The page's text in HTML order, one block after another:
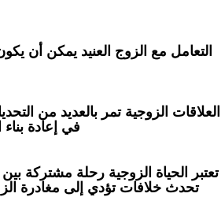
التعامل مع الزوج العنيد يمكن أن
العلاقات الزوجية تمر بالعديد من
في إعادة
تعتبر الحياة الزوجية رحلة مشتركة
تحدث خلافات تؤدي إلى مغادرة